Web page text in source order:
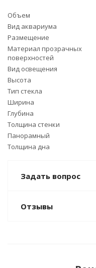
Объем
Вид аквариума
Размещение
Материал прозрачных
поверхностей
Вид освещения
Высота
Тип стекла
Ширина
Глубина
Толщина стенки
Панорамный
Толщина дна
Задать вопрос
Отзывы